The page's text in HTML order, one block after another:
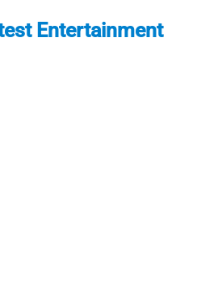
Entertainment